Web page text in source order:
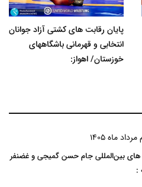
پایان رقابت های کشتی آزاد جوانان
انتخابی و قهرمانی باشگاههای
خوزستان/ اهواز:
ماه 1405
های بین‌المللی جام حسن گمیجی و غضنفر
: